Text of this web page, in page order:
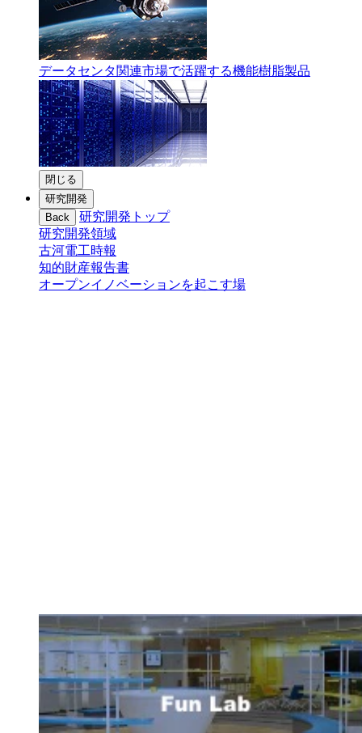
データセンタ関連市場で活躍する機能樹脂製品
閉じる
研究開発
Back
研究開発トップ
研究開発領域
古河電工時報
知的財産報告書
オープンイノベーションを起こす場